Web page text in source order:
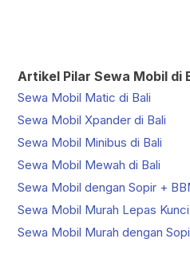
Artikel Pilar Sewa Mobil di
Sewa Mobil Matic di Bali
Sewa Mobil Xpander di Bali
Sewa Mobil Minibus di Bali
Sewa Mobil Mewah di Bali
Sewa Mobil dengan Sopir +
Sewa Mobil Murah Lepas Kunci
Sewa Mobil Murah dengan